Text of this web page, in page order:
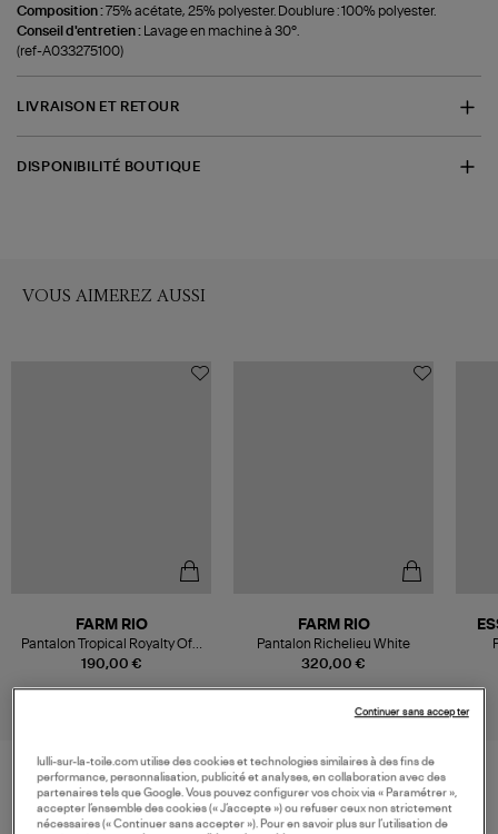
Composition : 75% acétate, 25% polyester. Doublure : 100% polyester.
Conseil d'entretien : Lavage en machine à 30°.
(ref-A033275100)
LIVRAISON ET RETOUR
DISPONIBILITÉ BOUTIQUE
VOUS AIMEREZ AUSSI
190,00 €
FARM RIO
Pantalon Tropical Royalty Off-
White
320,00 €
FARM RIO
Pantalon Richelieu White
VOS DERNIERS PRODUITS VUS
lulli-sur-la-toile.com utilise des cookies et technologies similaires à des fins de
performance, personnalisation, publicité et analyses, en collaboration avec des
partenaires tels que Google. Vous pouvez configurer vos choix via « Paramétrer »,
accepter l’ensemble des cookies (« J’accepte ») ou refuser ceux non strictement
nécessaires (« Continuer sans accepter »). Pour en savoir plus sur l’utilisation de
Continuer sans accepter